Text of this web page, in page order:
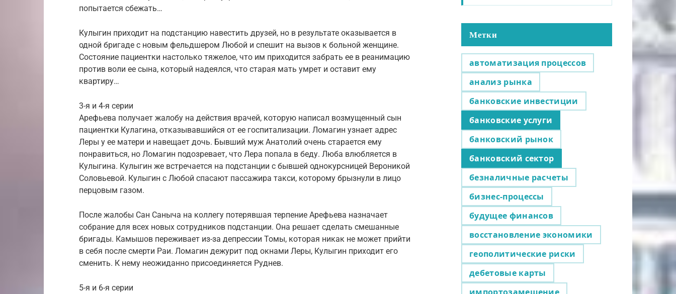
попытается сбежать…
Кулыгин приходит на подстанцию навестить друзей, но в результате оказывается в
одной бригаде с новым фельдшером Любой и спешит на вызов к больной женщине.
Состояние пациентки настолько тяжелое, что им приходится забрать ее в реанимацию
против воли ее сына, который надеялся, что старая мать умрет и оставит ему
квартиру…
3-я и 4-я серии
Арефьева получает жалобу на действия врачей, которую написал возмущенный сын
пациентки Кулагина, отказывавшийся от ее госпитализации. Ломагин узнает адрес
Леры у ее матери и навещает дочь. Бывший муж Анатолий очень старается ему
понравиться, но Ломагин подозревает, что Лера попала в беду. Люба влюбляется в
Кулыгина. Кулыгин же встречается на подстанции с бывшей однокурсницей Вероникой
Соловьевой. Кулыгин с Любой спасают пассажира такси, которому брызнули в лицо
перцовым газом.
После жалобы Сан Саныча на коллегу потерявшая терпение Арефьева назначает
собрание для всех новых сотрудников подстанции. Она решает сделать смешанные
бригады. Камышов переживает из-за депрессии Томы, которая никак не может прийти
в себя после смерти Раи. Ломагин дежурит под окнами Леры, Кулыгин приходит его
сменить. К нему неожиданно присоединяется Руднев.
5-я и 6-я серии
Метки
автоматизация процессов
анализ рынка
банковские инвестиции
банковские услуги
банковский рынок
банковский сектор
безналичные расчеты
бизнес-процессы
будущее финансов
восстановление экономики
геополитические риски
дебетовые карты